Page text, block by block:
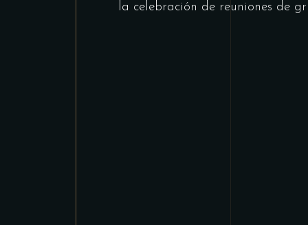
la celebración de reuniones de